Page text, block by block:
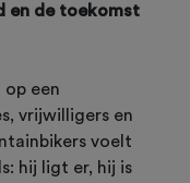
en de toekomst
een
vrijwilligers en
voelt
hij ligt er, hij is